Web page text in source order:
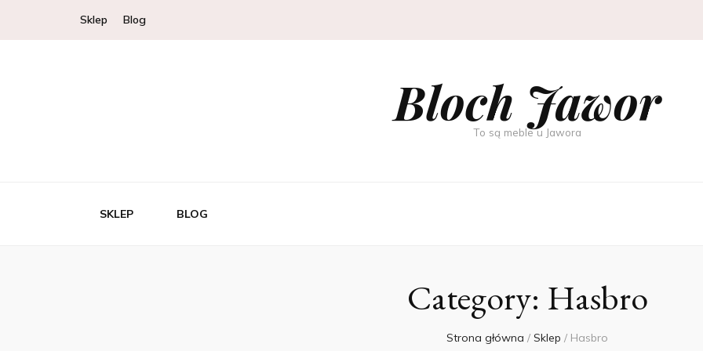
Sklep Blog
Bloch Jawor
To są meble u Jawora
SKLEP BLOG
Category: Hasbro
Strona główna / Sklep / Hasbro